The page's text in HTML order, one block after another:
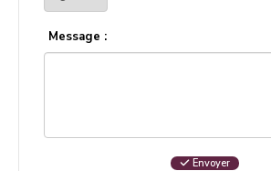
Message :
Envoyer